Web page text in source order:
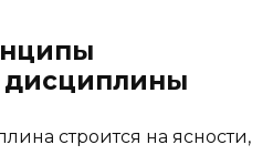
строится на ясности,